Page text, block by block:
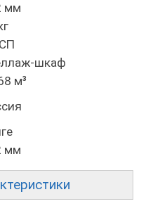
мм
шкаф
м³
мм